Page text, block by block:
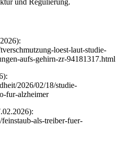
loest-laut-studie-
aufs-gehirn-zr-94181317.html
2026/02/18/studie-
fur-alzheimer
als-treiber-fuer-